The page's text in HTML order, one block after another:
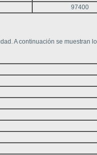
97400
A continuación se muestran